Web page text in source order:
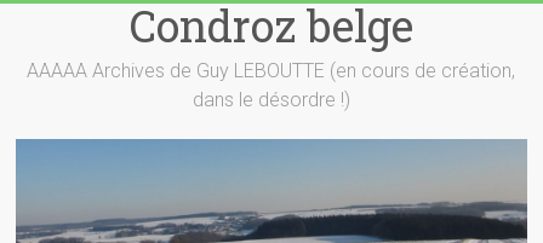
content
Condroz belge
AAAAA Archives de Guy LEBOUTTE (en cours de création,
dans le désordre !)